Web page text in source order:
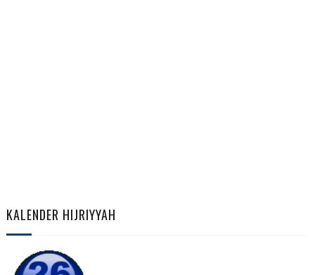
KALENDER HIJRIYYAH